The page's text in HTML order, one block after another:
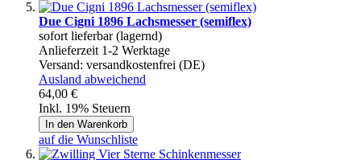
Due Cigni 1896 Lachsmesser (semiflex)
sofort lieferbar (lagernd)
Anlieferzeit 1-2 Werktage
Versand: versandkostenfrei (DE)
Ausland abweichend
64,00 €
Inkl. 19% Steuern
In den Warenkorb
auf die Wunschliste